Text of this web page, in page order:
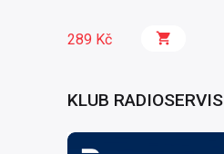
289 Kč
KLUB RADIOSERVIS